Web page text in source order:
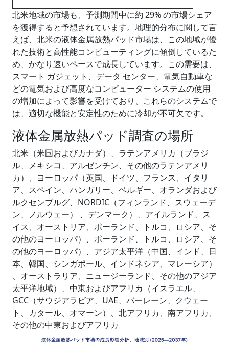
北米地域の市場も、予測期間中に約 29% の市場シェア
を獲得すると予想されています。地理的分布に関して言
えば、北米の液体金属放熱パッド市場は、この地域が優
れた技術と高性能コンピューティングに傾倒しているた
め、かなり速いペースで成長しています。この需要は、
スマート ガジェット、データ センター、電気自動車な
どの電気および高度なコンピューター システムの使用
の増加によって影響を受けており、これらのシステムで
は、適切な機能と安定性のために冷却が不可欠です。
液体金属放熱パッド調査の場所
北米（米国およびカナダ）、ラテンアメリカ（ブラジ
ル、メキシコ、アルゼンチン、その他のラテンアメリ
カ）、ヨーロッパ（英国、ドイツ、フランス、イタリ
ア、スペイン、ハンガリー、ベルギー、オランダおよび
ルクセンブルグ、NORDIC（フィンランド、スウェーデ
ン、ノルウェー） 、デンマーク）、アイルランド、ス
イス、オーストリア、ポーランド、トルコ、ロシア、そ
の他のヨーロッパ）、ポーランド、トルコ、ロシア、そ
の他のヨーロッパ）、アジア太平洋（中国、インド、日
本、韓国、シンガポール、インドネシア、マレーシア）
、オーストラリア、ニュージーランド、その他のアジア
太平洋地域）、中東およびアフリカ（イスラエル、
GCC（サウジアラビア、UAE、バーレーン、クウェー
ト、カタール、オマーン）、北アフリカ、南アフリカ、
その他の中東およびアフリカ